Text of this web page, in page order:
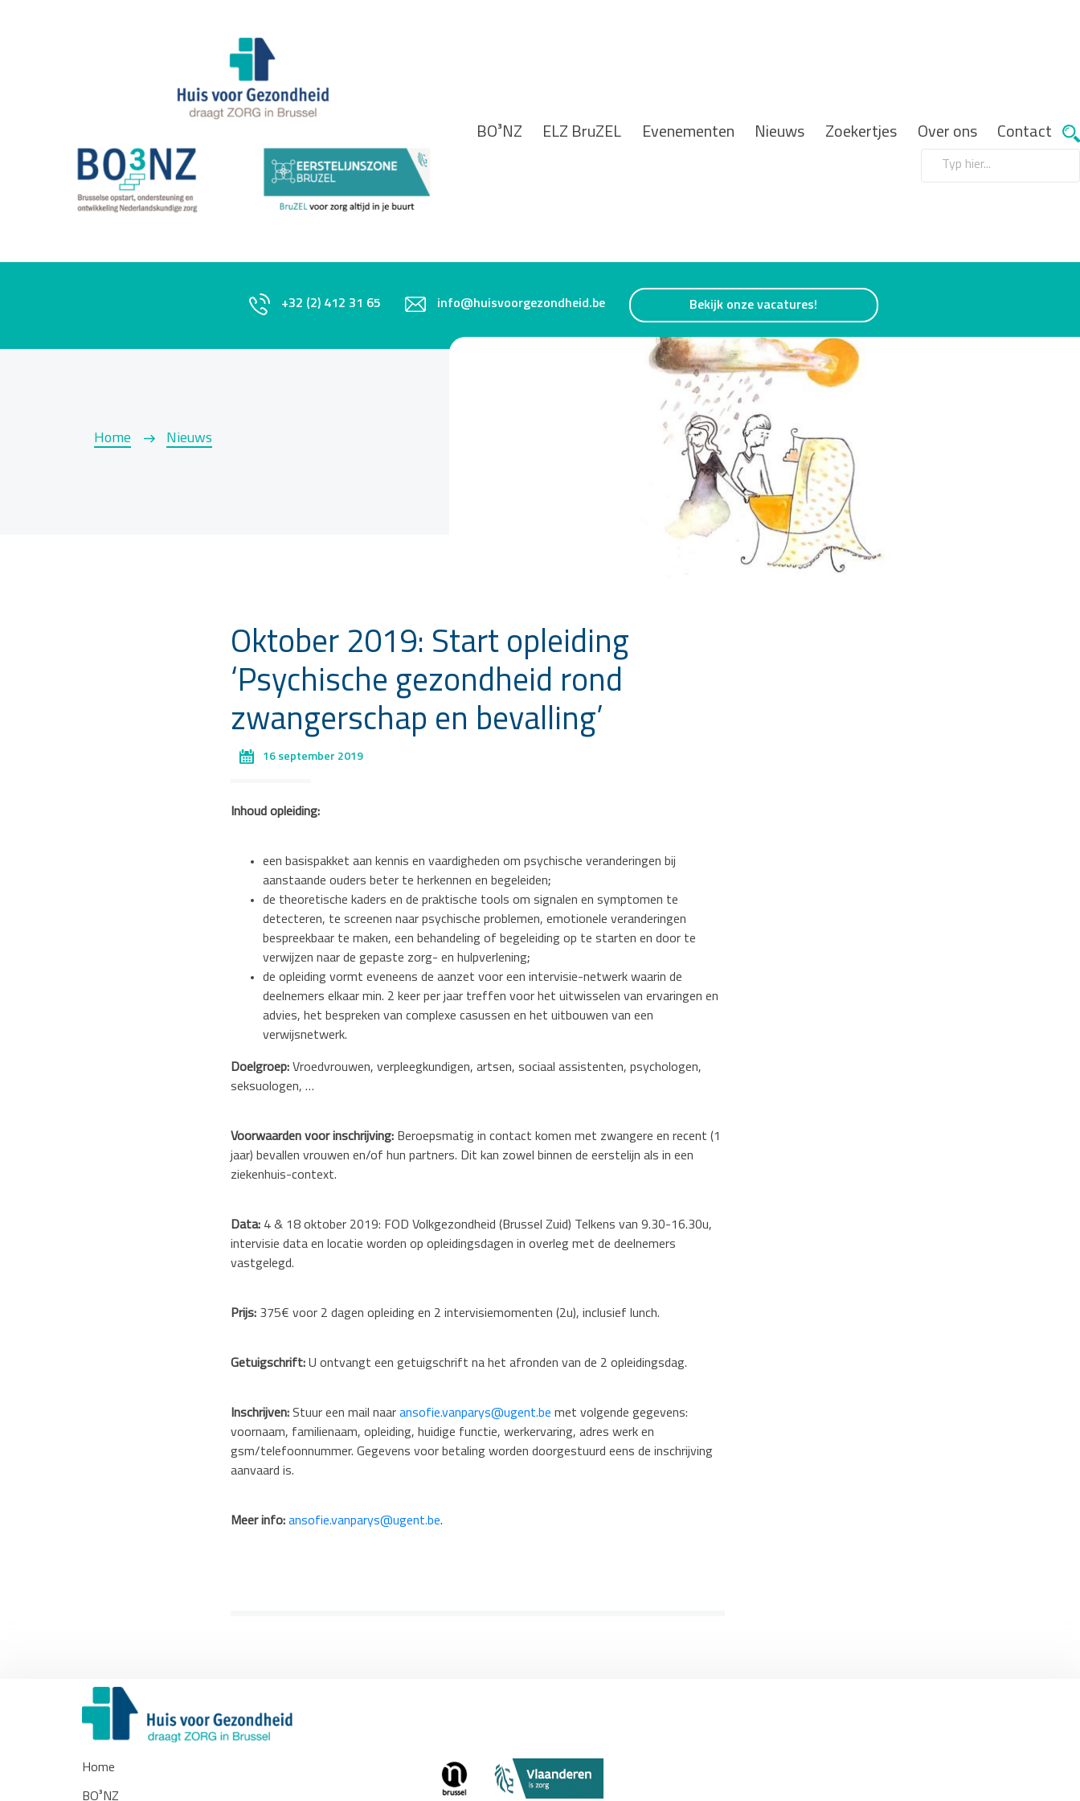
BO³NZ ELZ BruZEL Evenementen Nieuws Zoekertjes Over ons Contact
+32 (2) 412 31 65 info@huisvoorgezondheid.be Bekijk onze vacatures!
Home Nieuws
Oktober 2019: Start opleiding
‘Psychische gezondheid rond
zwangerschap en bevalling’
16 september 2019
Inhoud opleiding:
een basispakket aan kennis en vaardigheden om psychische veranderingen bij
aanstaande ouders beter te herkennen en begeleiden;
de theoretische kaders en de praktische tools om signalen en symptomen te
detecteren, te screenen naar psychische problemen, emotionele veranderingen
bespreekbaar te maken, een behandeling of begeleiding op te starten en door te
verwijzen naar de gepaste zorg- en hulpverlening;
de opleiding vormt eveneens de aanzet voor een intervisie-netwerk waarin de
deelnemers elkaar min. 2 keer per jaar treffen voor het uitwisselen van ervaringen en
advies, het bespreken van complexe casussen en het uitbouwen van een
verwijsnetwerk.
Doelgroep: Vroedvrouwen, verpleegkundigen, artsen, sociaal assistenten, psychologen,
seksuologen, …
Voorwaarden voor inschrijving: Beroepsmatig in contact komen met zwangere en recent (1
jaar) bevallen vrouwen en/of hun partners. Dit kan zowel binnen de eerstelijn als in een
ziekenhuis-context.
Data: 4 & 18 oktober 2019: FOD Volkgezondheid (Brussel Zuid) Telkens van 9.30-16.30u,
intervisie data en locatie worden op opleidingsdagen in overleg met de deelnemers
vastgelegd.
Prijs: 375€ voor 2 dagen opleiding en 2 intervisiemomenten (2u), inclusief lunch.
Getuigschrift: U ontvangt een getuigschrift na het afronden van de 2 opleidingsdag.
Inschrijven: Stuur een mail naar ansofie.vanparys@ugent.be met volgende gegevens:
voornaam, familienaam, opleiding, huidige functie, werkervaring, adres werk en
gsm/telefoonnummer. Gegevens voor betaling worden doorgestuurd eens de inschrijving
aanvaard is.
Meer info: ansofie.vanparys@ugent.be.
Home
BO³NZ